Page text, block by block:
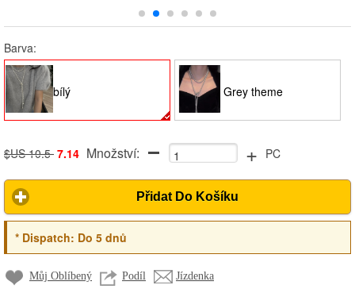
Barva:
bílý Grey theme
$US 10.5 7.14 Množství: + PC
Přidat Do Košíku
*Dispatch: Do 5 dnů
Můj Oblíbený Podíl Jízdenka